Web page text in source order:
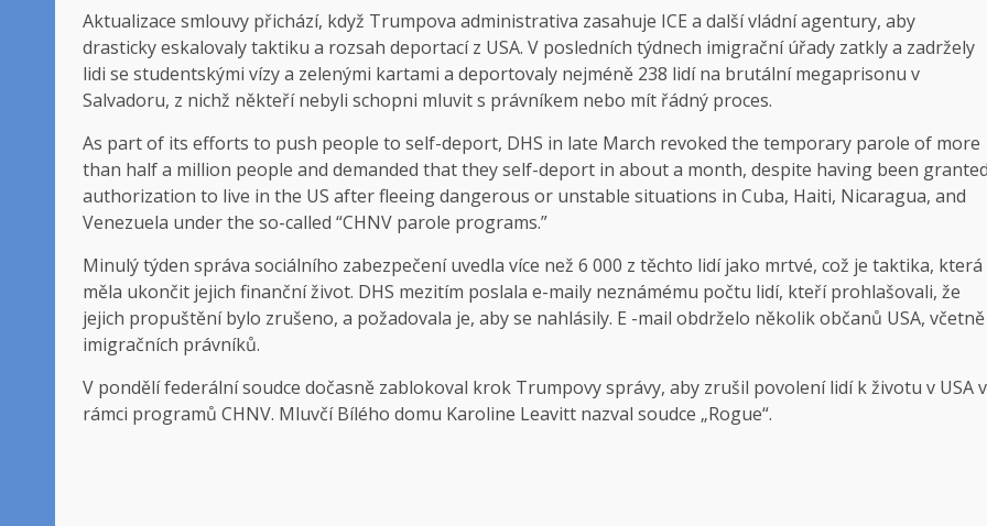
Aktualizace smlouvy přichází, když Trumpova administrativa zasahuje ICE a další vládní agentury, aby
drasticky eskalovaly taktiku a rozsah deportací z USA. V posledních týdnech imigrační úřady zatkly a zadržely
lidi se studentskými vízy a zelenými kartami a deportovaly nejméně 238 lidí na brutální megaprisonu v
Salvadoru, z nichž někteří nebyli schopni mluvit s právníkem nebo mít řádný proces.
As part of its efforts to push people to self-deport, DHS in late March revoked the temporary parole of more
than half a million people and demanded that they self-deport in about a month, despite having been granted
authorization to live in the US after fleeing dangerous or unstable situations in Cuba, Haiti, Nicaragua, and
Venezuela under the so-called “CHNV parole programs.”
Minulý týden správa sociálního zabezpečení uvedla více než 6 000 z těchto lidí jako mrtvé, což je taktika, která
měla ukončit jejich finanční život. DHS mezitím poslala e-maily neznámému počtu lidí, kteří prohlašovali, že
jejich propuštění bylo zrušeno, a požadovala je, aby se nahlásily. E -mail obdrželo několik občanů USA, včetně
imigračních právníků.
V pondělí federální soudce dočasně zablokoval krok Trumpovy správy, aby zrušil povolení lidí k životu v USA v
rámci programů CHNV. Mluvčí Bílého domu Karoline Leavitt nazval soudce „Rogue“.